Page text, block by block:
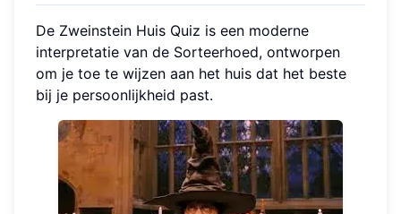
De Zweinstein Huis Quiz is een moderne
interpretatie van de Sorteerhoed, ontworpen
om je toe te wijzen aan het huis dat het beste
bij je persoonlijkheid past.